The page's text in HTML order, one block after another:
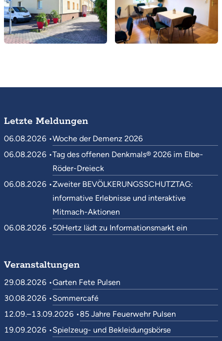
Letzte Meldungen
06.08.2026 •Woche der Demenz 2026
06.08.2026 •Tag des offenen Denkmals® 2026 im Elbe-
Röder-Dreieck
06.08.2026 •Zweiter BEVÖLKERUNGSSCHUTZTAG:
informative Erlebnisse und interaktive
Mitmach-Aktionen
06.08.2026 •50Hertz lädt zu Informationsmarkt ein
Veranstaltungen
29.08.2026 •Garten Fete Pulsen
30.08.2026 •Sommercafé
12.09.–13.09.2026 •85 Jahre Feuerwehr Pulsen
19.09.2026 •Spielzeug- und Bekleidungsbörse